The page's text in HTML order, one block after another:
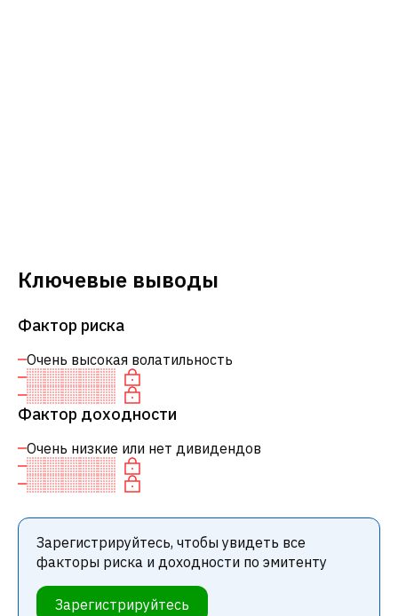
Ключевые выводы
Фактор риска
Очень высокая волатильность
Фактор доходности
Очень низкие или нет дивидендов
Зарегистрируйтесь, чтобы увидеть все
факторы риска и доходности по эмитенту
Зарегистрируйтесь